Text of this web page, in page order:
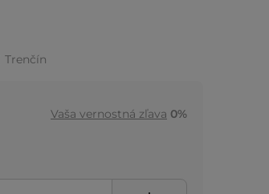
Trenčín
Vaša vernostná zľava 0%